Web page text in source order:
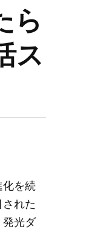
ら
ス
を続
れた
発光ダ